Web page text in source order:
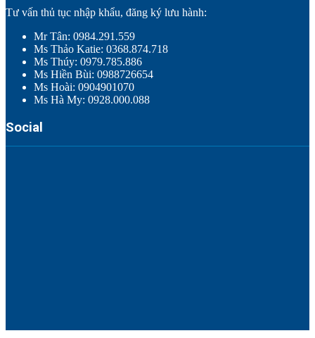
Tư vấn thủ tục nhập khẩu, đăng ký lưu hành:
Mr Tân: 0984.291.559
Ms Thảo Katie: 0368.874.718
Ms Thúy: 0979.785.886
Ms Hiền Bùi: 0988726654
Ms Hoài: 0904901070
Ms Hà My: 0928.000.088
Social